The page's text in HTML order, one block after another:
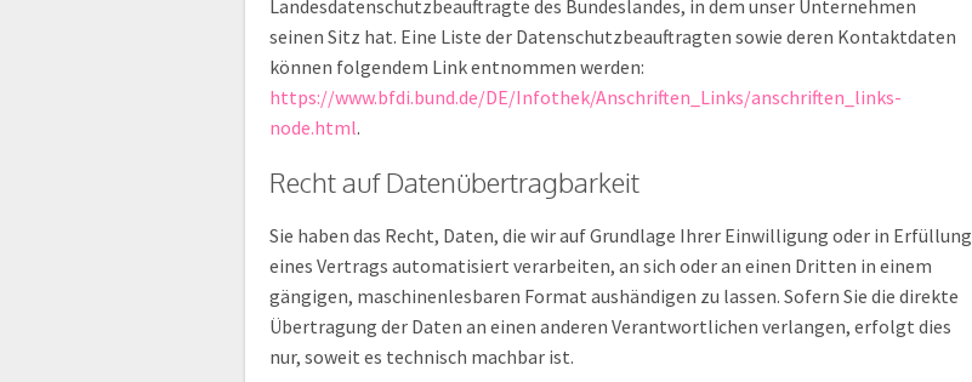
Landesdatenschutzbeauftragte des Bundeslandes, in dem unser Unternehmen
seinen Sitz hat. Eine Liste der Datenschutzbeauftragten sowie deren Kontaktdaten
können folgendem Link entnommen werden:
https://www.bfdi.bund.de/DE/Infothek/Anschriften_Links/anschriften_links-
node.html.
Recht auf Datenübertragbarkeit
Sie haben das Recht, Daten, die wir auf Grundlage Ihrer Einwilligung oder in Erfüllung
eines Vertrags automatisiert verarbeiten, an sich oder an einen Dritten in einem
gängigen, maschinenlesbaren Format aushändigen zu lassen. Sofern Sie die direkte
Übertragung der Daten an einen anderen Verantwortlichen verlangen, erfolgt dies
nur, soweit es technisch machbar ist.